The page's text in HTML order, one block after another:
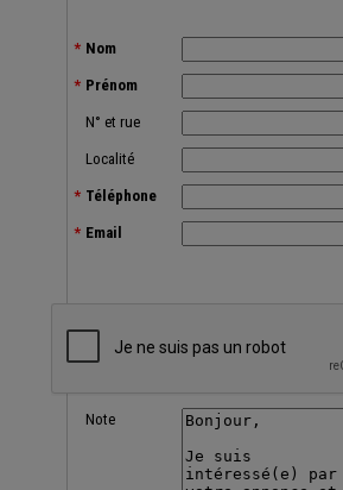
Nom
Prénom
N° et rue
Localité
Téléphone
Email
Note